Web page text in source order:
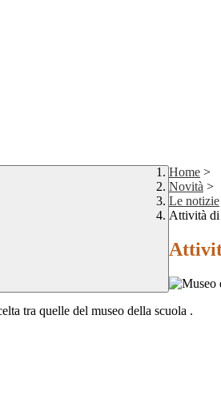
Home >
Novità >
Le notizie
Attività di
tra quelle del museo della scuola .